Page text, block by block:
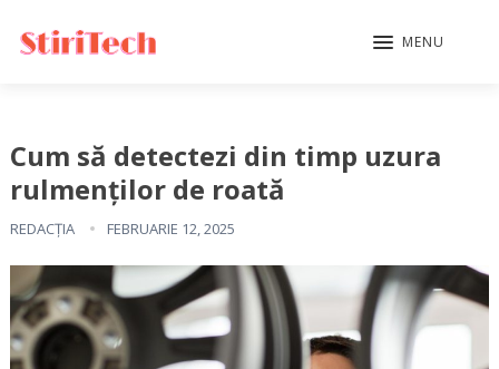
MENU
Cum să detectezi din timp uzura
rulmenților de roată
REDACȚIA FEBRUARIE 12, 2025